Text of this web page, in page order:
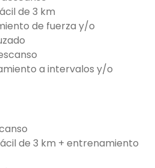
de 3 km
de fuerza y/o
a intervalos y/o
de 3 km + entrenamiento